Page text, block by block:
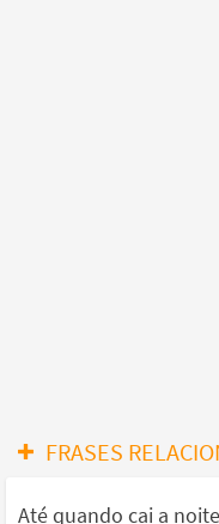
FRASES
Até quando cai a